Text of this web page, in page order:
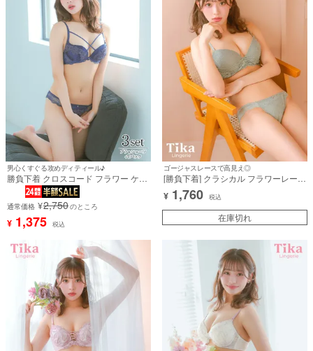
男心くすぐる攻めディティール♪
勝負下着 クロスコード フラワー ケミ
カルレース ワイヤー ネイビー ブラジ
ャー ショーツ Tバック 3点セット
通常価格 ¥2,750のところ
¥ 1,375 税込
ゴージャスレースで高見え◎
[勝負下着] クラシカル フラワーレース
ギャザー 脇高 ワイヤー ブラジャー シ
ョーツ 2点セット
¥ 1,760 税込
在庫切れ